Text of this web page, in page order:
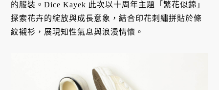
的服裝。Dice Kayek 此次以十周年主題「繁花似錦」
探索花卉的綻放與成長意象，結合印花刺繡拼貼於條
紋襯衫，展現知性氣息與浪漫情懷。